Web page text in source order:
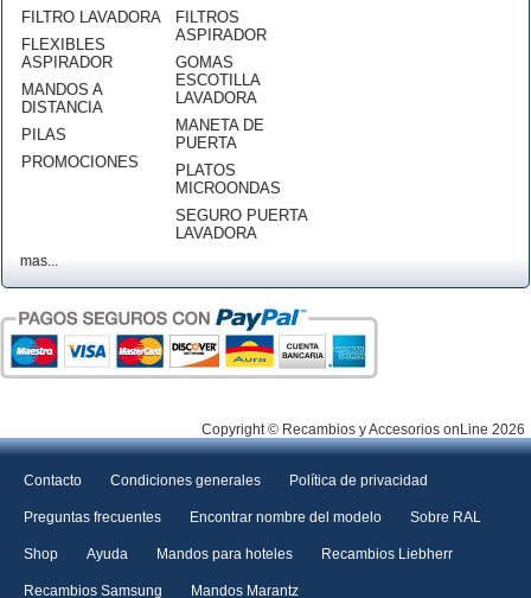
FILTRO LAVADORA
FLEXIBLES
ASPIRADOR
MANDOS A
DISTANCIA
PILAS
PROMOCIONES
FILTROS
ASPIRADOR
GOMAS
ESCOTILLA
LAVADORA
MANETA DE
PUERTA
PLATOS
MICROONDAS
SEGURO PUERTA
LAVADORA
mas...
Copyright © Recambios y Accesorios onLine 2026
Contacto Condiciones generales Política de privacidad
Preguntas frecuentes Encontrar nombre del modelo Sobre RAL
Shop Ayuda Mandos para hoteles Recambios Liebherr
Recambios Samsung Mandos Marantz